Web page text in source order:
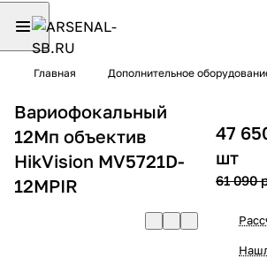
Главная Дополнительное
Вариофокальный
12Мп объектив
HikVision MV5721D-
12MPIR
47
шт
61 090